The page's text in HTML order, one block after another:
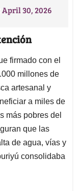
April 30, 2026
firmado con el
millones de
artesanal y
a miles de
más pobres del
que las
de agua, vías y
consolidaba